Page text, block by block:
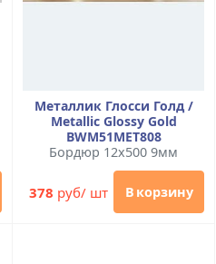
Металлик Глосси Голд /
Metallic Glossy Gold
BWM51MET808
Бордюр 12x500 9мм
378 руб/ шт В корзину